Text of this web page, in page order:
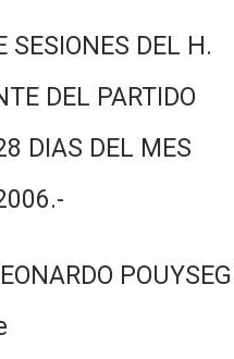
SESIONES DEL H.
DEL PARTIDO
DIAS DEL MES